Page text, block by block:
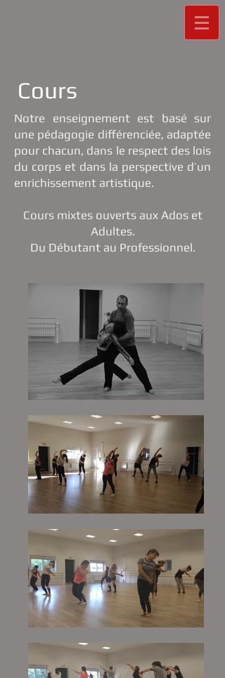
Cours
Notre enseignement est basé sur
une pédagogie différenciée, adaptée
pour chacun, dans le respect des lois
du corps et dans la perspective d’un
enrichissement artistique.
Cours mixtes ouverts aux Ados et
Adultes.
Du Débutant au Professionnel.